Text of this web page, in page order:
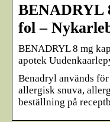
BENADRYL
fol –
BENADRYL 8 mg
apotek
Benadryl används
allergisk snuva,
beställning på